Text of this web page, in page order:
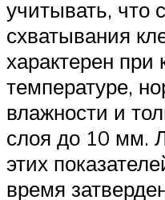
учитывать, что
схватывания
характерен при
температуре,
влажности и
слоя до 10 мм.
этих
время